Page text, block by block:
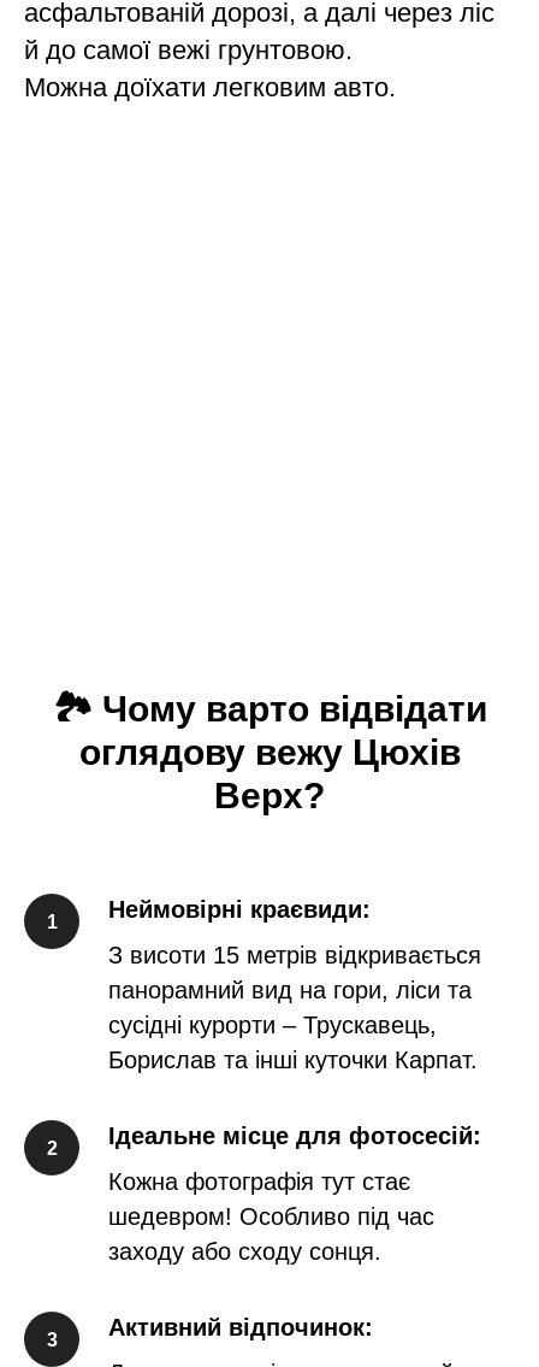
асфальтованій дорозі, а далі через ліс
й до самої вежі грунтовою.
Можна доїхати легковим авто.
🏞️ Чому варто відвідати
оглядову вежу Цюхів
Верх?
Неймовірні краєвиди:
З висоти 15 метрів відкривається
панорамний вид на гори, ліси та
сусідні курорти – Трускавець,
Борислав та інші куточки Карпат.
Ідеальне місце для фотосесій:
Кожна фотографія тут стає
шедевром! Особливо під час
заходу або сходу сонця.
Активний відпочинок: